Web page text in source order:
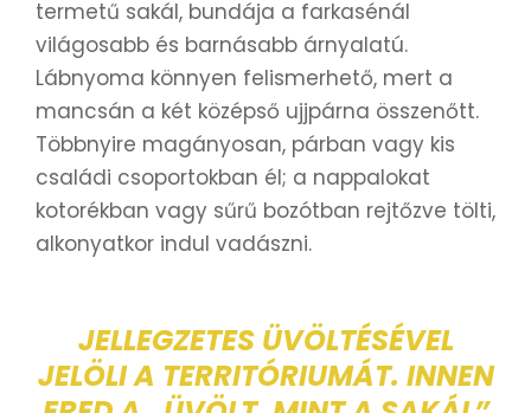
termetű sakál, bundája a farkasénál
világosabb és barnásabb árnyalatú.
Lábnyoma könnyen felismerhető, mert a
mancsán a két középső ujjpárna összenőtt.
Többnyire magányosan, párban vagy kis
családi csoportokban él; a nappalokat
kotorékban vagy sűrű bozótban rejtőzve tölti,
alkonyatkor indul vadászni.
JELLEGZETES ÜVÖLTÉSÉVEL
JELÖLI A TERRITÓRIUMÁT. INNEN